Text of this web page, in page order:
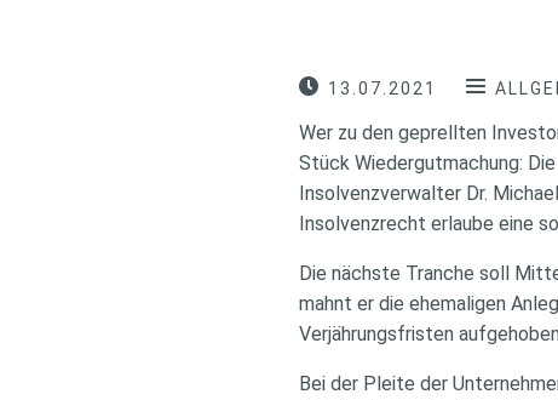
13.07.2021
Wer zu den geprellten
Stück Wiedergutmachung:
Insolvenzverwalter Dr.
Insolvenzrecht erlaube eine
Die nächste Tranche soll
mahnt er die ehemaligen
Verjährungsfristen
Bei der Pleite der